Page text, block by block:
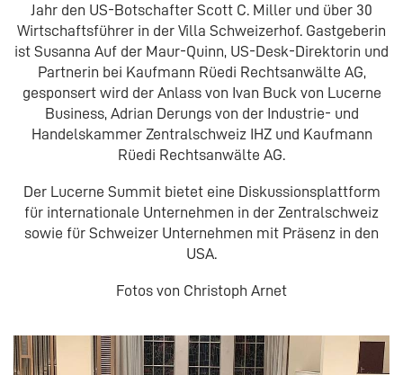
Jahr den US-Botschafter Scott C. Miller und über 30
Wirtschaftsführer in der Villa Schweizerhof. Gastgeberin
ist Susanna Auf der Maur-Quinn, US-Desk-Direktorin und
Partnerin bei Kaufmann Rüedi Rechtsanwälte AG,
gesponsert wird der Anlass von Ivan Buck von Lucerne
Business, Adrian Derungs von der Industrie- und
Handelskammer Zentralschweiz IHZ und Kaufmann
Rüedi Rechtsanwälte AG.
Der Lucerne Summit bietet eine Diskussionsplattform
für internationale Unternehmen in der Zentralschweiz
sowie für Schweizer Unternehmen mit Präsenz in den
USA.
Fotos von Christoph Arnet